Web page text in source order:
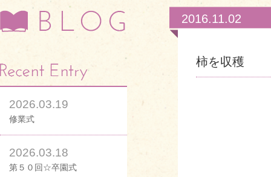
2026.03.19
修業式
2026.03.18
第５０回☆卒園式
2016.11.02
柿を収穫